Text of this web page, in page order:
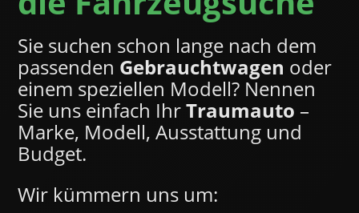
Sie suchen schon lange nach dem
passenden Gebrauchtwagen oder
einem speziellen Modell? Nennen
Sie uns einfach IhrTraumauto –
Marke, Modell, Ausstattung und
Budget.
Wir kümmern uns um: